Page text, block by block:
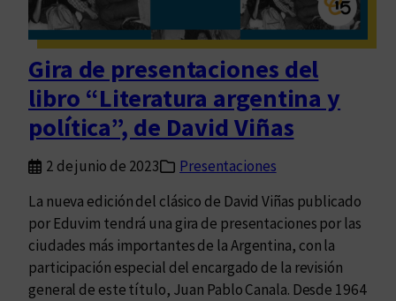
n
t
n
a
p
o
l
í
t
i
r
a
e
c
o
r
a
r
a
V
i
Gira de presentaciones del
libro “Literatura argentina y
política”, de David Viñas
2 de junio de 2023
Presentaciones
La nueva edición del clásico de David Viñas publicado
por Eduvim tendrá una gira de presentaciones por las
ciudades más importantes de la Argentina, con la
participación especial del encargado de la revisión
general de este título, Juan Pablo Canala. Desde 1964